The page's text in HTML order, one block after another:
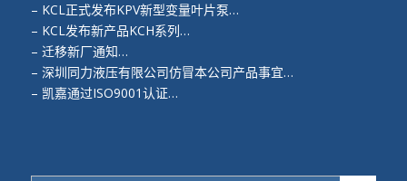
– KCL正式发布KPV新型变量叶片泵…
– KCL发布新产品KCH系列…
– 迁移新厂通知…
– 深圳同力液压有限公司仿冒本公司产品事宜…
– 凯嘉通过ISO9001认证…